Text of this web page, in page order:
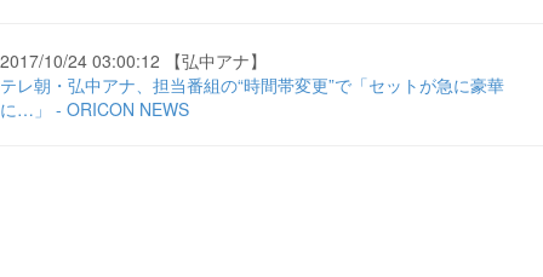
2017/10/24 03:00:12 【弘中アナ】
テレ朝・弘中アナ、担当番組の“時間帯変更”で「セットが急に豪華
に…」 - ORICON NEWS